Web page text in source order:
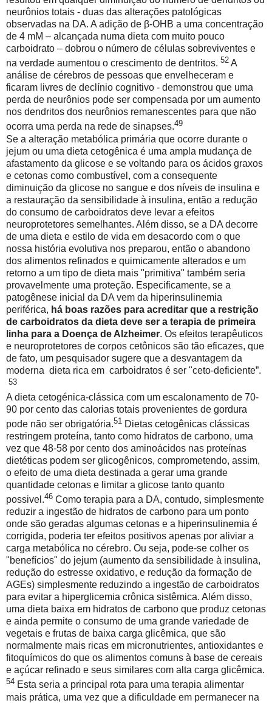
neurônios totais - duas das alterações patológicas
observadas na DA. A adição de β-OHB a uma concentração
de 4 mM – alcançada numa dieta com muito pouco
carboidrato – dobrou o número de células sobreviventes e
na verdade aumentou o crescimento de dentritos. 52 A
análise de cérebros de pessoas que envelheceram e
ficaram livres de declínio cognitivo - demonstrou que uma
perda de neurônios pode ser compensada por um aumento
nos dendritos dos neurônios remanescentes para que não
ocorra uma perda na rede de sinapses.49
Se a alteração metabólica primária que ocorre durante o
jejum ou uma dieta cetogênica é uma ampla mudança de
afastamento da glicose e se voltando para os ácidos graxos
e cetonas como combustível, com a consequente
diminuição da glicose no sangue e dos níveis de insulina e
a restauração da sensibilidade à insulina, então a redução
do consumo de carboidratos deve levar a efeitos
neuroprotetores semelhantes. Além disso, se a DA decorre
de uma dieta e estilo de vida em desacordo com o que
nossa história evolutiva nos preparou, então o abandono
dos alimentos refinados e quimicamente alterados e um
retorno a um tipo de dieta mais "primitiva" também seria
provavelmente uma proteção. Especificamente, se a
patogênese inicial da DA vem da hiperinsulinemia
periférica, há boas razões para acreditar que a restrição
de carboidratos da dieta deve ser a terapia de primeira
linha para a Doença de Alzheimer. Os efeitos terapêuticos
e neuroprotetores de corpos cetônicos são tão eficazes, que
de fato, um pesquisador sugere que a desvantagem da
moderna dieta rica em carboidratos é ser "ceto-deficiente”.
53
A dieta cetogénica-clássica com um escalonamento de 70-
90 por cento das calorias totais provenientes de gordura
pode não ser obrigatória.51 Dietas cetogênicas clássicas
restringem proteína, tanto como hidratos de carbono, uma
vez que 48-58 por cento dos aminoácidos nas proteínas
dietéticas podem ser glicogênicos, comprometendo, assim,
o efeito de uma dieta destinada a gerar uma grande
quantidade cetonas e limitar a glicose tanto quanto
possivel.46 Como terapia para a DA, contudo, simplesmente
reduzir a ingestão de hidratos de carbono para um ponto
onde são geradas algumas cetonas e a hiperinsulinemia é
corrigida, poderia ter efeitos positivos apenas por aliviar a
carga metabólica no cérebro. Ou seja, pode-se colher os
"benefícios" do jejum (aumento da sensibilidade à insulina,
redução do estresse oxidativo, e redução da formação de
AGEs) simplesmente reduzindo a ingestão de carboidratos
para evitar a hiperglicemia crônica sistêmica. Além disso,
uma dieta baixa em hidratos de carbono que produz cetonas
e ainda permite o consumo de uma grande variedade de
vegetais e frutas de baixa carga glicêmica, que são
normalmente mais ricas em micronutrientes, antioxidantes e
fitoquímicos do que os alimentos comuns à base de cereais
e açúcar refinado e seus similares com alta carga glicêmica.
54 Esta seria a principal rota para uma terapia alimentar
mais prática, uma vez que a dificuldade em permanecer na